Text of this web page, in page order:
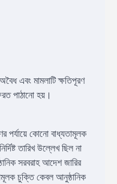
এবং মামলাটি ক্ষতিপূরণ
পাঠানো হয়।
পর্যায়ে কোনো বাধ্যতামূলক
তারিখ উল্লেখ ছিল না
সরবরাহ আদেশ জারির
চুক্তি কেবল আনুষ্ঠানিক